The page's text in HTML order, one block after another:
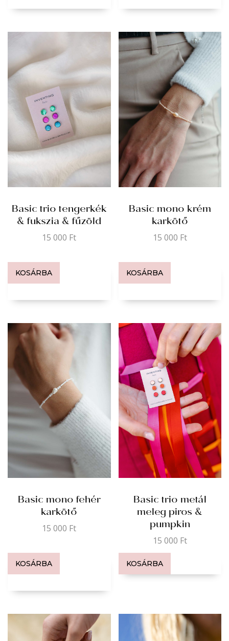
Basic trio tengerkék
& fukszia & fűzöld
15 000 Ft
KOSÁRBA
Basic mono krém
karkötő
15 000 Ft
KOSÁRBA
Basic mono fehér
karkötő
15 000 Ft
KOSÁRBA
Basic trio metál
meleg piros &
pumpkin
15 000 Ft
KOSÁRBA